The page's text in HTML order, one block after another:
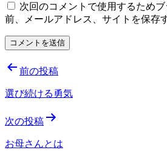
次回のコメントで使用するため
前、メールアドレス、サイトを保存
投
稿
ビ
ゲ
前の投稿
選び続ける勇気
次の投稿
お母さんとは